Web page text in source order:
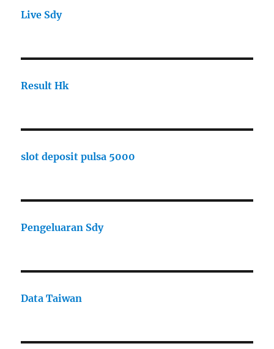
Live Sdy
Result Hk
slot deposit pulsa 5000
Pengeluaran Sdy
Data Taiwan